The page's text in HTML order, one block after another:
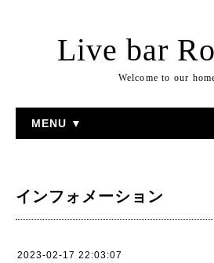
Live bar
Welcome to our
MENU ▼
インフォメーション
2023-02-17 22:03:07